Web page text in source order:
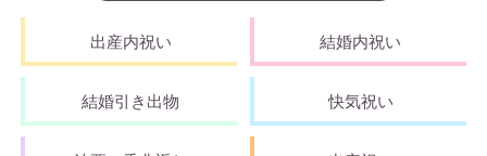
出産内祝い 結婚内祝い
結婚引き出物 快気祝い